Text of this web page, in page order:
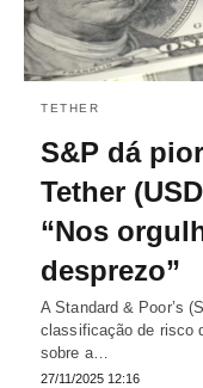
TETHER
S&P dá
Tether
“Nos
desprezo”
A Standard & Poor’s
classificação de risco
sobre a…
27/11/2025 12:16